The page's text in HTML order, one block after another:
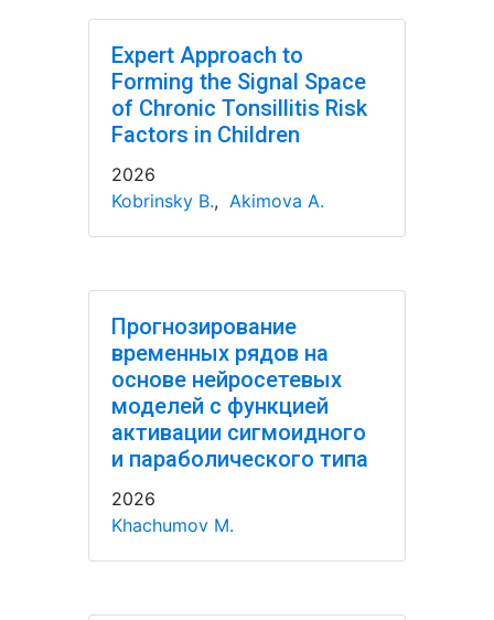
Expert Approach to
Forming the Signal Space
of Chronic Tonsillitis Risk
Factors in Children
2026
Kobrinsky B., Akimova A.
Прогнозирование
временных рядов на
основе нейросетевых
моделей с функцией
активации сигмоидного
и параболического типа
2026
Khachumov M.